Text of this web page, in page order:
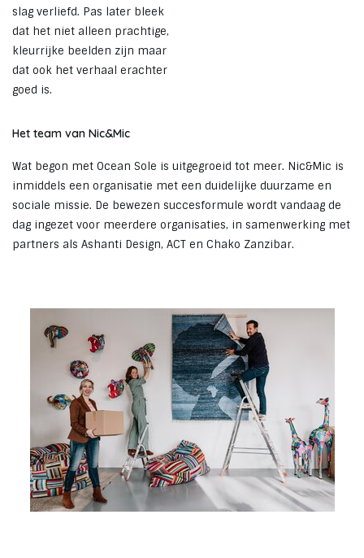
slag verliefd. Pas later bleek
dat het niet alleen prachtige,
kleurrijke beelden zijn maar
dat ook het verhaal erachter
goed is.
Het team van Nic&Mic
Wat begon met Ocean Sole is uitgegroeid tot meer. Nic&Mic is
inmiddels een organisatie met een duidelijke duurzame en
sociale missie. De bewezen succesformule wordt vandaag de
dag ingezet voor meerdere organisaties, in samenwerking met
partners als Ashanti Design, ACT en Chako Zanzibar.